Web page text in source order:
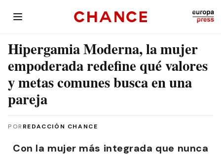
Hipergamia Moderna, la mujer
empoderada redefine qué valores
y metas comunes busca en una
pareja
POR REDACCIÓN CHANCE
Con la mujer más integrada que nunca